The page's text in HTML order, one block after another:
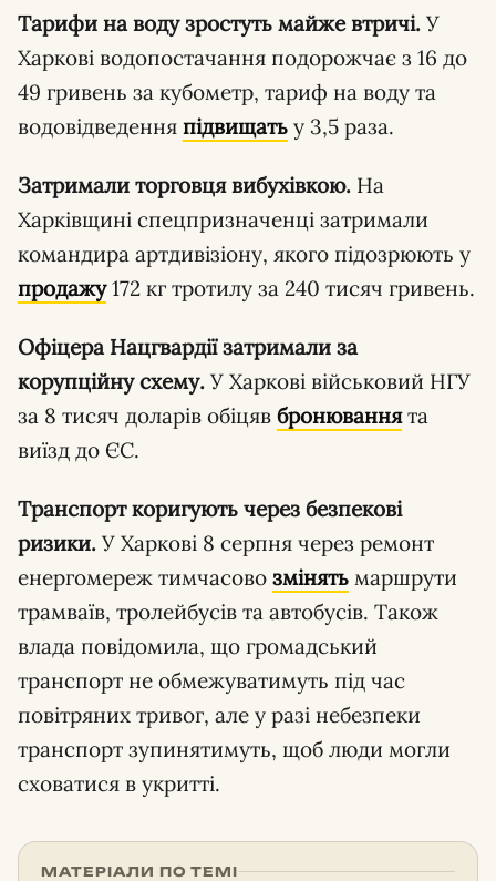
Тарифи на воду зростуть майже втричі. У
Харкові водопостачання подорожчає з 16 до
49 гривень за кубометр, тариф на воду та
водовідведення підвищать у 3,5 раза.
Затримали торговця вибухівкою. На
Харківщині спецпризначенці затримали
командира артдивізіону, якого підозрюють у
продажу172 кг тротилу за 240 тисяч гривень.
Офіцера Нацгвардії затримали за
корупційну схему. У Харкові військовий НГУ
за 8 тисяч доларів обіцяв бронюваннята
виїзд до ЄС.
Транспорт коригують через безпекові
ризики. У Харкові 8 серпня через ремонт
енергомереж тимчасово змінять маршрути
трамваїв, тролейбусів та автобусів. Також
влада повідомила, що громадський
транспорт не обмежуватимуть під час
повітряних тривог, але у разі небезпеки
транспорт зупинятимуть, щоб люди могли
сховатися в укритті.
МАТЕРІАЛИ ПО ТЕМІ